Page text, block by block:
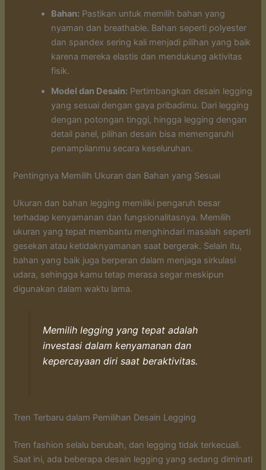
Bahan: Pastikan untuk memilih bahan yang
nyaman dan breathable. Bahan seperti polyester
dan spandex sering kali menjadi pilihan yang baik
karena mereka elastis dan mendukung aktivitas
fisik.
Model dan Desain: Pertimbangkan desain legging
yang sesuai dengan gaya pribadimu. Dari legging
dengan potongan tinggi, hingga legging dengan
detail panel, pilihan desain bisa memengaruhi
penampilanmu secara keseluruhan.
Pentingnya Memilih Ukuran dan Bahan yang Sesuai
Ukuran dan bahan legging memiliki pengaruh besar
terhadap kenyamanan dan fungsionalitasnya. Memilih
ukuran yang tepat membantu menghindari masalah seperti
gesekan atau ketidaknyamanan saat bergerak. Selain itu,
bahan yang baik juga berperan dalam menjaga sirkulasi
udara, sehingga kamu tetap merasa segar meskipun
digunakan dalam waktu lama.
Memilih legging yang tepat adalah
investasi dalam kenyamanan dan
kepercayaan diri saat beraktivitas.
Tren Terbaru dalam Pemilihan Desain Legging
Tren fashion selalu berubah, dan legging tidak terkecuali.
Saat ini, ada beberapa desain legging yang sedang diminati